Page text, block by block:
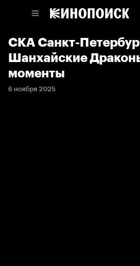
СКА Санкт-
Шанхайские
моменты
6 ноября 2025